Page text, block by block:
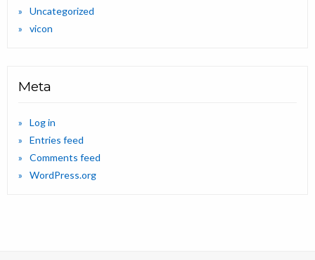
Uncategorized
vicon
Meta
Log in
Entries feed
Comments feed
WordPress.org